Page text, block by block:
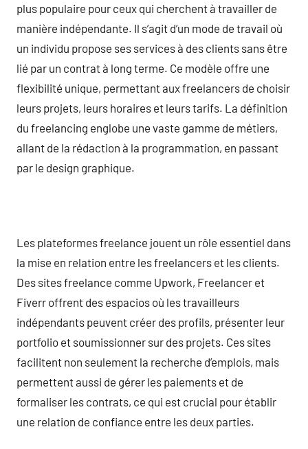
plus populaire pour ceux qui cherchent à travailler de
manière indépendante. Il s’agit d’un mode de travail où
un individu propose ses services à des clients sans être
lié par un contrat à long terme. Ce modèle offre une
flexibilité unique, permettant aux freelancers de choisir
leurs projets, leurs horaires et leurs tarifs. La définition
du freelancing englobe une vaste gamme de métiers,
allant de la rédaction à la programmation, en passant
par le design graphique.
Les plateformes freelance jouent un rôle essentiel dans
la mise en relation entre les freelancers et les clients.
Des sites freelance comme Upwork, Freelancer et
Fiverr offrent des espacios où les travailleurs
indépendants peuvent créer des profils, présenter leur
portfolio et soumissionner sur des projets. Ces sites
facilitent non seulement la recherche d’emplois, mais
permettent aussi de gérer les paiements et de
formaliser les contrats, ce qui est crucial pour établir
une relation de confiance entre les deux parties.